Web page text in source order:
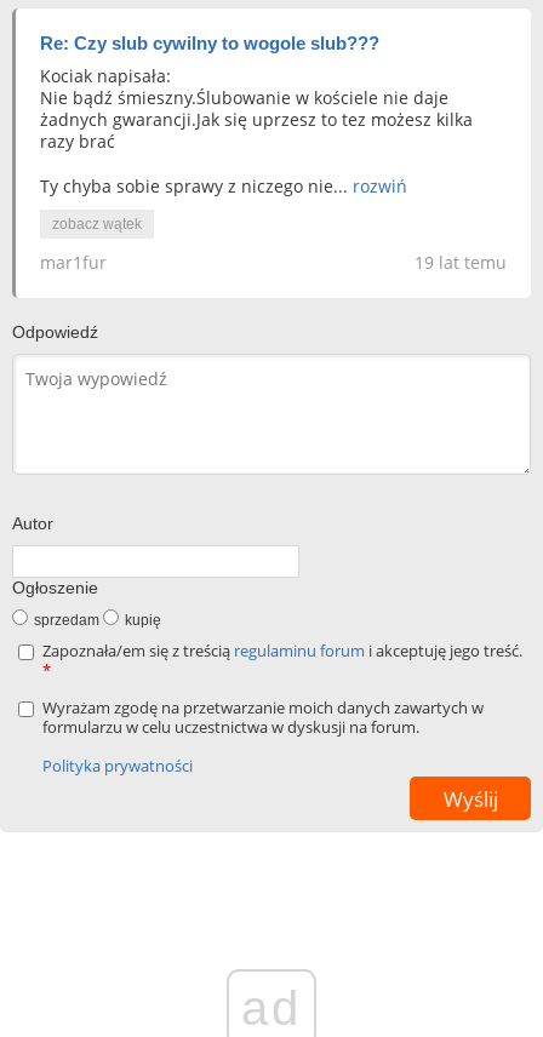
Re: Czy slub cywilny to wogole slub???
Kociak napisała:
Nie bądź śmieszny.Ślubowanie w kościele nie daje
żadnych gwarancji.Jak się uprzesz to tez możesz kilka
razy brać
Ty chyba sobie sprawy z niczego nie... rozwiń
zobacz wątek
19 lat temu
mar1fur
Odpowiedź
Autor
Ogłoszenie
sprzedam kupię
Zapoznała/em się z treścią regulaminu forum i akceptuję jego treść.
*
Wyrażam zgodę na przetwarzanie moich danych zawartych w
formularzu w celu uczestnictwa w dyskusji na forum.
Polityka prywatności
ad